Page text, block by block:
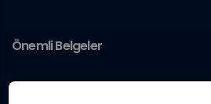
Önemli Belgeler